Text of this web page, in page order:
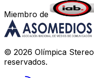
Miembro de
© 2026 Olímpica Stereo
reservados.